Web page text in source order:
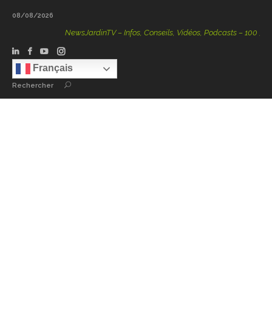
08/08/2026
NewsJardinTV – Infos, Conseils, Vidéos, Podcasts – 100 %
Français
Rechercher